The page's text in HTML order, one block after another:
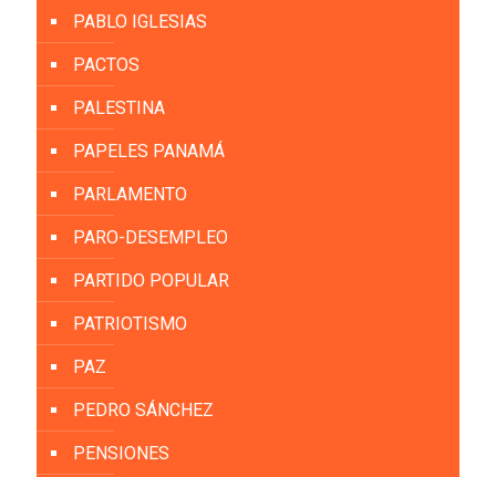
PABLO IGLESIAS
PACTOS
PALESTINA
PAPELES PANAMÁ
PARLAMENTO
PARO-DESEMPLEO
PARTIDO POPULAR
PATRIOTISMO
PAZ
PEDRO SÁNCHEZ
PENSIONES